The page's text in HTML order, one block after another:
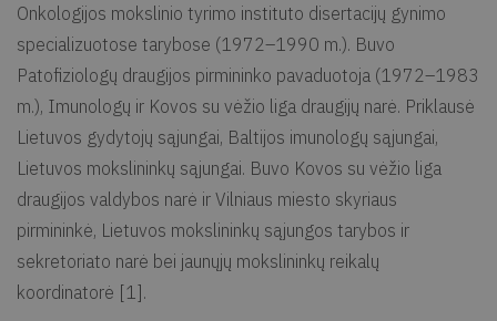
Onkologijos mokslinio tyrimo instituto disertacijų gynimo
specializuotose tarybose (1972–1990 m.). Buvo
Patofiziologų draugijos pirmininko pavaduotoja (1972–1983
m.), Imunologų ir Kovos su vėžio liga draugijų narė. Priklausė
Lietuvos gydytojų sąjungai, Baltijos imunologų sąjungai,
Lietuvos mokslininkų sąjungai. Buvo Kovos su vėžio liga
draugijos valdybos narė ir Vilniaus miesto skyriaus
pirmininkė, Lietuvos mokslininkų sąjungos tarybos ir
sekretoriato narė bei jaunųjų mokslininkų reikalų
koordinatorė [1].